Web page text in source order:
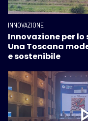
INNOVAZIONE
Innovazione per
Una Toscana
e sostenibile